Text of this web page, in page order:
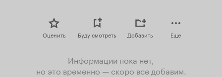
Оценить Буду смотреть Добавить Еще
Информации пока нет,
но это временно — скоро все добавим.